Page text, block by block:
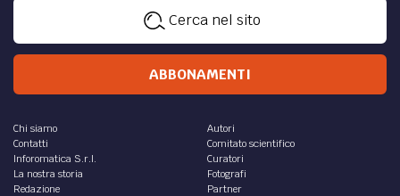
Cerca nel sito
ABBONAMENTI
Chi siamo
Contatti
Inforomatica S.r.l.
La nostra storia
Redazione
Autori
Comitato scientifico
Curatori
Fotografi
Partner